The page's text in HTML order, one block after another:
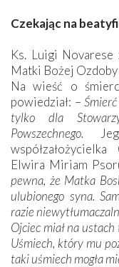
Czekając na
Ks. Luigi
Matki Bożej Ozdoby
Na wieść o
powiedział: –
tylko dla
Powszechnego.
Elwira Miriam
pewna, że Matka
ulubionego syna.
razie
Ojciec miał na ustach
Uśmiech, który mu
taki uśmiech mogła